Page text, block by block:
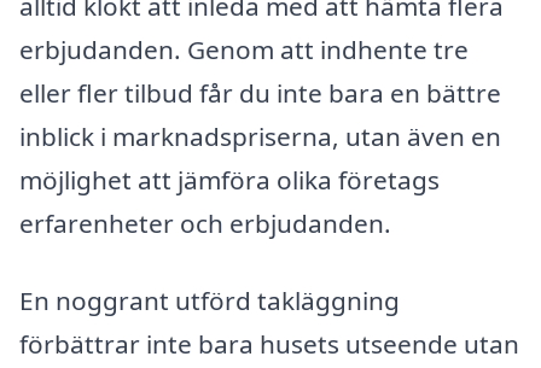
erbjudanden. Genom att indhente tre
eller fler tilbud får du inte bara en bättre
inblick i marknadspriserna, utan även en
möjlighet att jämföra olika företags
erfarenheter och erbjudanden.
En noggrant utförd takläggning
förbättrar inte bara husets utseende utan